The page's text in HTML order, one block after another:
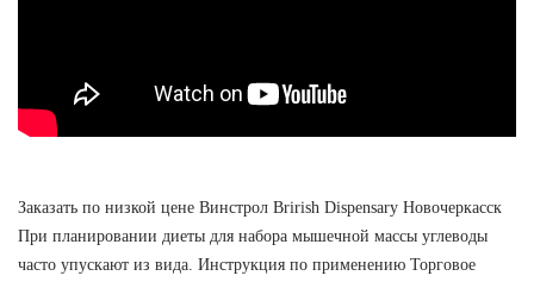
Заказать по низкой цене Винстрол Brirish Dispensary Новочеркасск
При планировании диеты для набора мышечной массы углеводы
часто упускают из вида. Инструкция по применению Торговое